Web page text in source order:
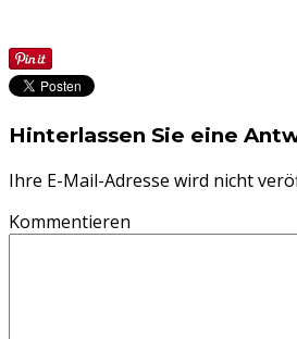
Hinterlassen Sie eine
Ihre E-Mail-Adresse wird nicht
Kommentieren